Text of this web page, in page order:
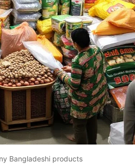
Bangladeshi products